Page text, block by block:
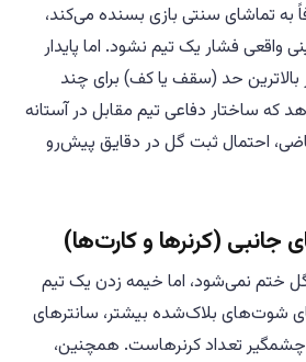
به تماشای سنتی بازی بسنده می‌کند،
فشار یک تیم نشود. اما پایدار
بالاترین حد (سقف یا کف) برای چند
که ساختار دفاعی تیم مقابل در آستانه
احتمال ثبت گل در دقایق پیش‌رو
ختم نمی‌شود، اما خیمه زدن یک تیم
شوت‌های بلاک‌شده بیشتر، سانترهای
چشمگیر تعداد کرنرهاست. همچنین،